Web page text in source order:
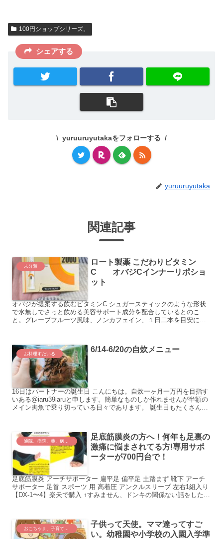
100円ショップシリーズ。
シェアする
yuruuruyutakaをフォローする
yuruuruyutaka
関連記事
未分類
ロート製薬 こだわりビタミン
C オバジCインナーリポショ
ット
オバジが提案する飲むビタミンC シュガースティックのような形状
で水無しでさっと飲める美容サポート成分を配合しているとのこ
と。グレープフルーツ風味、ノンカフェイン、１日二本を目安に摂
お料理すたいる 6/14-6/20の自炊メニュー
16日はパートナーの誕生日 こんにちは。自炊一ヶ月一万円を目指す
いある@iaru39iaruと申します。簡単なものしか作れませんが半額の
メイン肉魚で乗り切っている日々であります。 誕生日もたくさんの
通院、病院、薬、病気、医療、入院
足底筋膜炎の方へ！何年も足裏の
激痛に悩まされてる方!専用サポ
ーターが700円台で！
足底筋膜炎 アーチサポーター 扁平足 偏平足 土踏まず 靴下 アーチ
サポーター 足首 スポーツ 用 高着圧 アンクルスリーブ 左右1組入り
【DX-1〜4】楽天で購入 ↑すみません、ドンキの関係ない話をしたら
子供って天使。ママ達ってすご
い。幼稚園や小学校の入園入学準